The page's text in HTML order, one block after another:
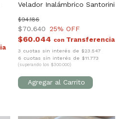
Velador Inalámbrico Santorini
$70.640
$94.186
25% OFF
$60.044 con
3 cuotas sin interés de $23.547
6 cuotas sin interés de $11.773
(superando los $300.000)